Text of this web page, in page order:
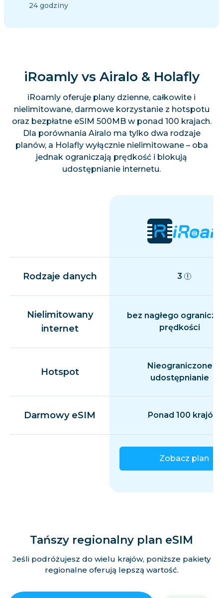
24 godziny
iRoamly vs Airalo & Holafly
iRoamly oferuje plany dzienne, całkowite i
nielimitowane, darmowe korzystanie z hotspotu
oraz bezpłatne eSIM 500MB w ponad 100 krajach.
Dla porównania Airalo ma tylko dwa rodzaje
planów, a Holafly wyłącznie nielimitowane – oba
jednak ograniczają prędkość i blokują
udostępnianie internetu.
Rodzaje danych 3
Nielimitowany
internet
bez nagłego
prędkości
Hotspot
Nieograniczone
udostępnianie
Darmowy eSIM Ponad 100 krajów
Zobacz plan
Tańszy regionalny plan eSIM
Jeśli podróżujesz do wielu krajów, poniższe pakiety
regionalne oferują lepszą wartość.